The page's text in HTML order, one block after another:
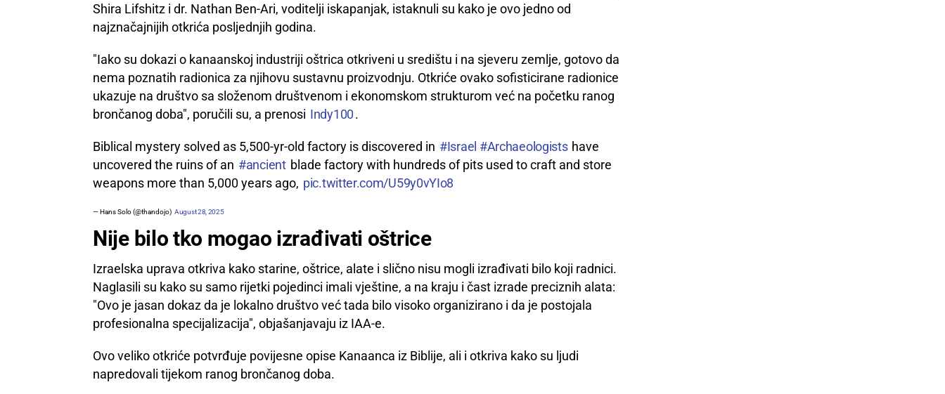
Shira Lifshitz i dr. Nathan Ben-Ari, voditelji iskapanjak, istaknuli su kako je ovo jedno od
najznačajnijih otkrića posljednjih godina.
"Iako su dokazi o kanaanskoj industriji oštrica otkriveni u središtu i na sjeveru zemlje, gotovo da
nema poznatih radionica za njihovu sustavnu proizvodnju. Otkriće ovako sofisticirane radionice
ukazuje na društvo sa složenom društvenom i ekonomskom strukturom već na početku ranog
brončanog doba", poručili su, a prenosi Indy100.
Biblical mystery solved as 5,500-yr-old factory is discovered in #Israel #Archaeologists have
uncovered the ruins of an #ancient blade factory with hundreds of pits used to craft and store
weapons more than 5,000 years ago, pic.twitter.com/U59y0vYIo8
— Hans Solo (@thandojo) August 28, 2025
Nije bilo tko mogao izrađivati oštrice
Izraelska uprava otkriva kako starine, oštrice, alate i slično nisu mogli izrađivati bilo koji radnici.
Naglasili su kako su samo rijetki pojedinci imali vještine, a na kraju i čast izrade preciznih alata:
"Ovo je jasan dokaz da je lokalno društvo već tada bilo visoko organizirano i da je postojala
profesionalna specijalizacija", objašanjavaju iz IAA-e.
Ovo veliko otkriće potvrđuje povijesne opise Kanaanca iz Biblije, ali i otkriva kako su ljudi
napredovali tijekom ranog brončanog doba.